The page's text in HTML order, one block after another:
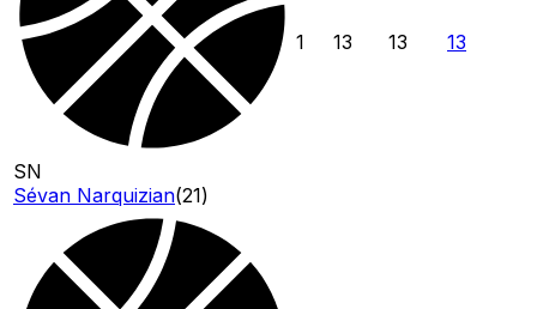
SN
Sévan Narquizian(21)
1 13 13 13